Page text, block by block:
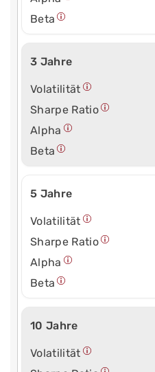
Beta
3 Jahre
Volatilität
Sharpe Ratio
Alpha
Beta
5 Jahre
Volatilität
Sharpe Ratio
Alpha
Beta
10 Jahre
Volatilität